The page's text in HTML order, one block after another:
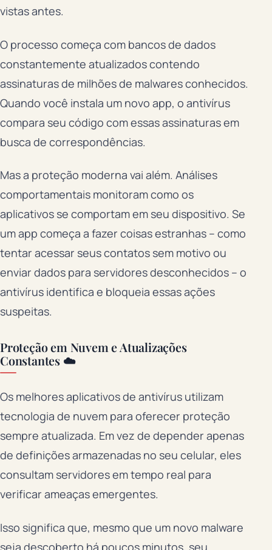
vistas antes.
O processo começa com bancos de dados
constantemente atualizados contendo
assinaturas de milhões de malwares conhecidos.
Quando você instala um novo app, o antivírus
compara seu código com essas assinaturas em
busca de correspondências.
Mas a proteção moderna vai além. Análises
comportamentais monitoram como os
aplicativos se comportam em seu dispositivo. Se
um app começa a fazer coisas estranhas – como
tentar acessar seus contatos sem motivo ou
enviar dados para servidores desconhecidos – o
antivírus identifica e bloqueia essas ações
suspeitas.
Proteção em Nuvem e Atualizações
Constantes ☁️
Os melhores aplicativos de antivírus utilizam
tecnologia de nuvem para oferecer proteção
sempre atualizada. Em vez de depender apenas
de definições armazenadas no seu celular, eles
consultam servidores em tempo real para
verificar ameaças emergentes.
Isso significa que, mesmo que um novo malware
seja descoberto há poucos minutos, seu